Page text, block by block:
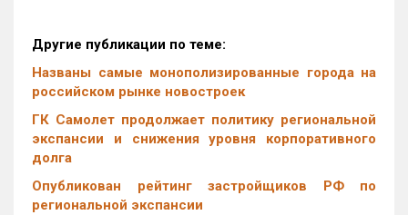
Другие публикации по теме:
Названы самые монополизированные города на
российском рынке новостроек
ГК Самолет продолжает политику региональной
экспансии и снижения уровня корпоративного
долга
Опубликован рейтинг застройщиков РФ по
региональной экспансии